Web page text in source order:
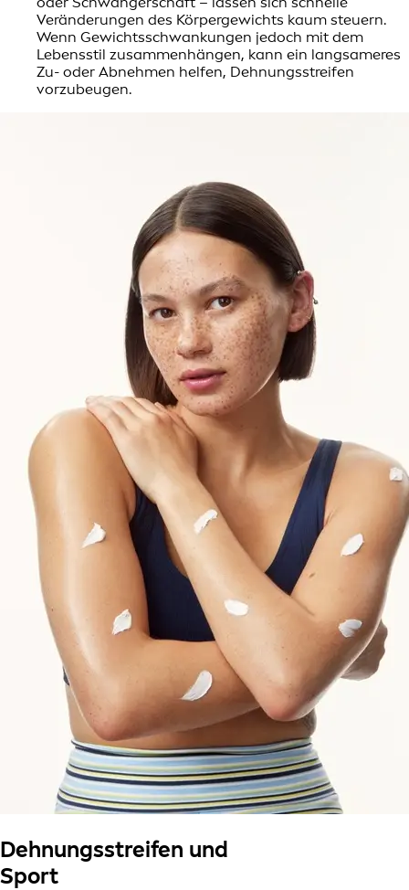
Veränderungen des Körpergewichts kaum steuern.
Wenn Gewichtsschwankungen jedoch mit dem
Lebensstil zusammenhängen, kann ein langsameres
Zu- oder Abnehmen helfen, Dehnungsstreifen
vorzubeugen.
Dehnungsstreifen und
Sport